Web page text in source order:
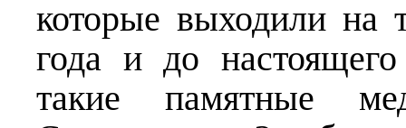
которые выходили на
года и до
такие памятные